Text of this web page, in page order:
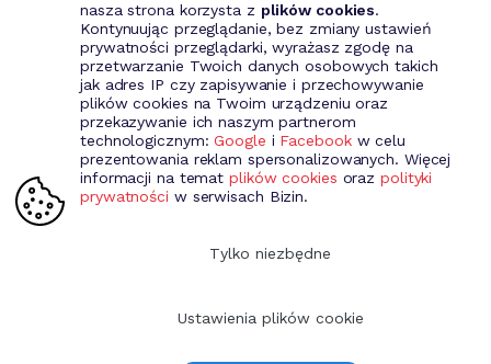
Bizin - System wspomagający przedsiębiorce. Wystawianie
dokumentów przychodowych (faktury VAT, fakury marża, faktury
MP, rachunki itd.). Rejestr kontrahentów wraz z rozbudowaną
analizą, gospodarka magazynowa, środki trwale, analiza sprzedaży i
kosztów prowadzenia działalności itd.
Copyright 2009-2026 Bizin Sp. z o.o.
nasza strona korzysta z plików cookies.
Kontynuując przeglądanie, bez zmiany ustawień
prywatności przeglądarki, wyrażasz zgodę na
przetwarzanie Twoich danych osobowych takich
jak adres IP czy zapisywanie i przechowywanie
plików cookies na Twoim urządzeniu oraz
przekazywanie ich naszym partnerom
technologicznym:Google i Facebookw celu
prezentowania reklam spersonalizowanych. Więcej
informacji na tematplików cookies orazpolityki
prywatności w serwisach Bizin.
Tylko niezbędne
Ustawienia plików cookie